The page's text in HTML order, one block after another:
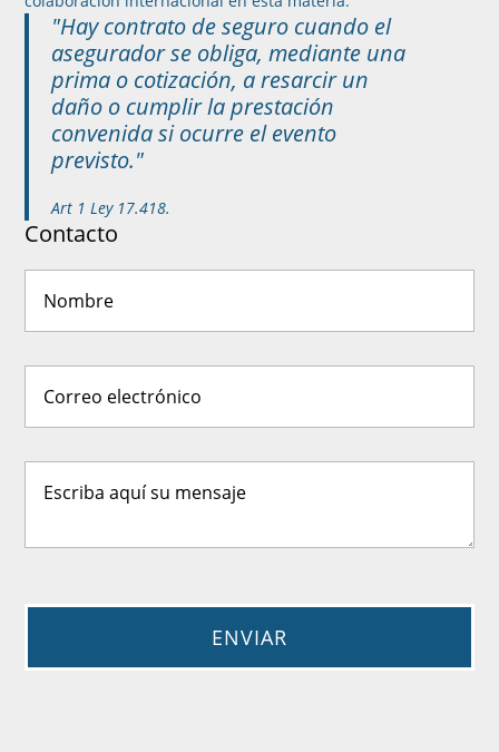
"Hay contrato de seguro cuando el
asegurador se obliga, mediante una
prima o cotización, a resarcir un
daño o cumplir la prestación
convenida si ocurre el evento
previsto."
Art 1 Ley 17.418.
Contacto